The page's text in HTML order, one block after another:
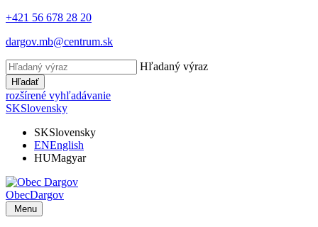
+421 56 678 28 20
dargov.mb@centrum.sk
Hľadaný výraz
Hľadať
rozšírené vyhľadávanie
SKSlovensky
SKSlovensky
ENEnglish
HUMagyar
ObecDargov
Menu